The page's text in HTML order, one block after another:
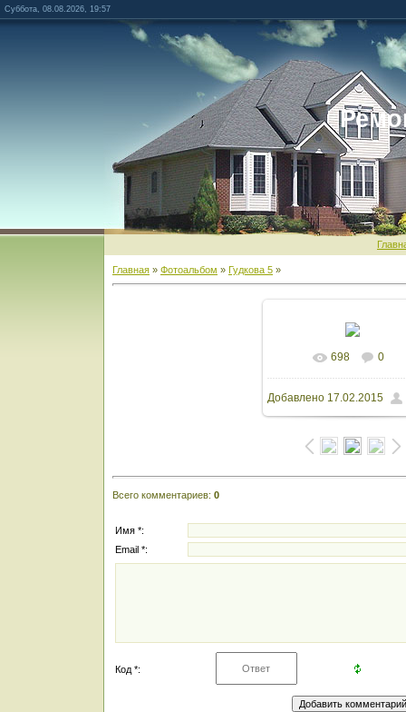
Суббота, 08.08.2026, 19:57
Главная » Фотоальбом » Гудкова 5 »
В реальном
1600x902/ 77.8Kb
698 0
Добавлено17.02.2015
Всего комментариев: 0
Имя *:
Email *:
Код *: